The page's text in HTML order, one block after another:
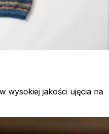
wysokiej jakości ujęcia na